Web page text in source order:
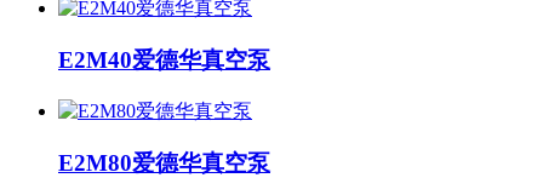
E2M40爱德华真空泵
E2M80爱德华真空泵